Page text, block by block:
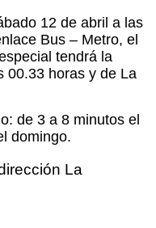
12 de abril a las
Bus – Metro, el
tendrá la
00.33 horas y de La
de 3 a 8 minutos el
domingo.
La